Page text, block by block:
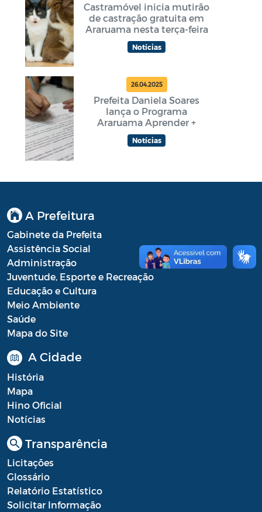
Castramóvel inicia mutirão
de castração gratuita em
Araruama nesta terça-feira
Notícias
26.04.2025
Prefeita Daniela Soares
lança o Programa
Araruama Aprender +
Notícias
A Prefeitura
Gabinete da Prefeita
Assistência Social
Administração
Juventude, Esporte e Recreação
Educação e Cultura
Meio Ambiente
Saúde
Mapa do Site
A Cidade
História
Mapa
Hino Oficial
Notícias
Transparência
Licitações
Glossário
Relatório Estatístico
Solicitar Informação